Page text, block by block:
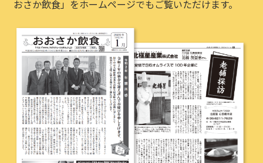
おさか飲食」をホームページでもご覧いただけます。